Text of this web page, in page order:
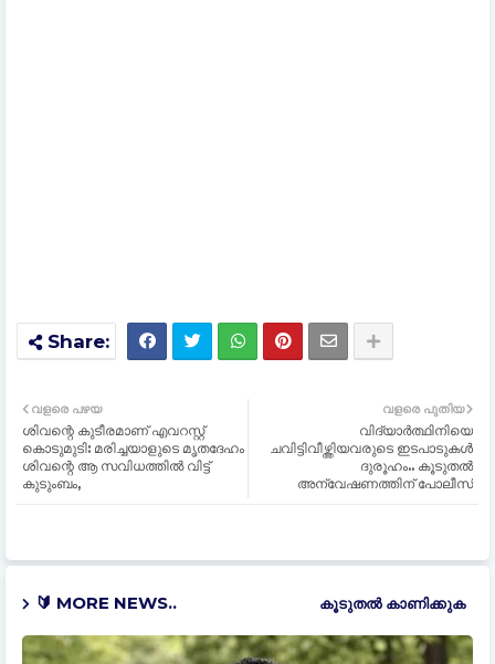
വളരെ പുതിയ
വിദ്യാർത്ഥിനിയെ
ചവിട്ടിവീഴ്ത്തിയവരുടെ ഇടപാടുകൾ
ദുരൂഹം.. കൂടുതൽ
അന്വേഷണത്തിന് പോലീസ്
വളരെ പഴയ
ശിവന്റെ കുടീരമാണ് എവറസ്റ്റ്
കൊടുമുടി: മരിച്ചയാളുടെ മൃതദേഹം
ശിവന്റെ ആ സവിധത്തില്‍ വിട്ട്
കുടുംബം,
🔰 MORE NEWS.. കൂടുതൽ‍ കാണിക്കുക